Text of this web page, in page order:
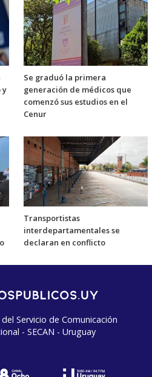
y
Se graduó la primera
generación de médicos que
comenzó sus estudios en el
Cenur
Transportistas
interdepartamentales se
declaran en conflicto
Servicio de Comunicación
- SECAN - Uruguay